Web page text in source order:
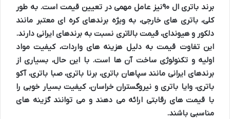
برند باتری ال ۹۰
نیز عامل مهمی در تعیین قیمت است. به طور
کلی، باتری های خارجی، به ویژه برندهای کره ای معتبر مانند
دلکور و هیوندای، قیمت بالاتری نسبت به برندهای ایرانی دارند.
این تفاوت قیمت به دلیل هزینه های واردات، کیفیت مواد
اولیه و تکنولوژی ساخت آن ها است. با این حال، بسیاری از
برندهای ایرانی مانند سپاهان باتری، برنا باتری، صبا باتری، آکو
باتری، وایا باتری و نیروگستران خراسان، کیفیت بسیار خوبی را
با قیمت های رقابتی ارائه می دهند و می توانند گزینه های
مناسبی باشند.